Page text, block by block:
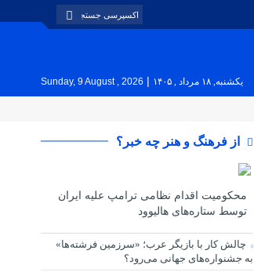
یکشنبه, ۱۸ مرداد , ۱۴۰۵ |
Sunday, 9 August , 2026
از فرهنگ و هنر چه خبر؟
محکومیت اقدام نظامی ترامپ علیه ایران
توسط ستاره‌های هالیوود
چالش کار با بازیگر عرب؛ «سرزمین فرشته‌ها»
به جشنواره‌های جهانی می‌رود؟